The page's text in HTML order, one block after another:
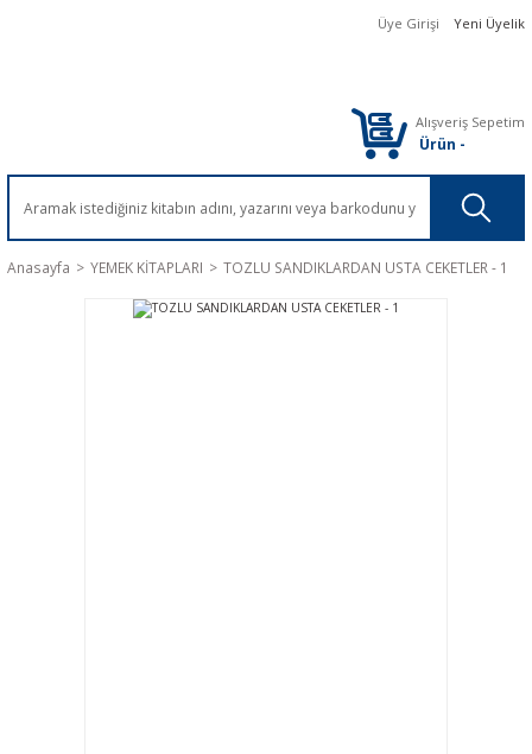
Üye Girişi Yeni Üyelik
Alışveriş Sepetim
Ürün -
Anasayfa YEMEK KİTAPLARI TOZLU SANDIKLARDAN USTA CEKETLER - 1